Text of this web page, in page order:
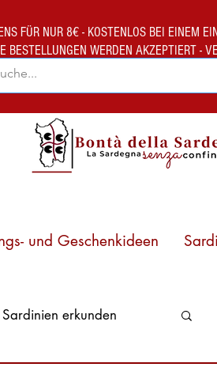
FÜR NUR 8€ - KOSTENLOS BEI EINEM
BESTELLUNGEN WERDEN AKZEPTIERT -
und Geschenkideen
Sardinien erkunden